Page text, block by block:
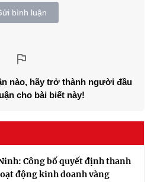
bình luận
nào, hãy trở thành người đầu
cho bài biết này!
Công bố quyết định thanh
động kinh doanh vàng